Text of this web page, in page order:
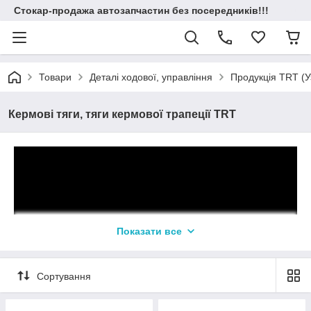
Стокар-продажа автозапчастин без посередників!!!
Товари Деталі ходової, управління Продукція TRT
Кермові тяги, тяги кермової трапеції TRT
Показати все
Сортування